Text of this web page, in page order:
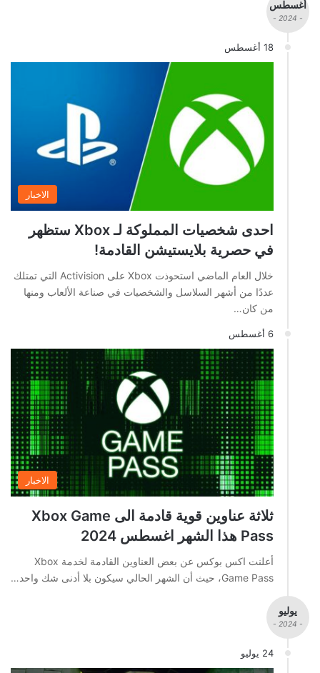
أغسطس
- 2024 -
18 أغسطس
الاخبار
احدى شخصيات المملوكة لـ Xbox ستظهر
في حصرية بلايستيشن القادمة!
خلال العام الماضي استحوذت Xbox على Activision التي تمتلك
عددًا من أشهر السلاسل والشخصيات في صناعة الألعاب ومنها
من كان…
6 أغسطس
الاخبار
ثلاثة عناوين قوية قادمة الى Xbox Game
Pass هذا الشهر اغسطس 2024
أعلنت اكس بوكس عن بعض العناوين القادمة لخدمة Xbox
Game Pass، حيث أن الشهر الحالي سيكون بلا أدنى شك واحد…
يوليو
- 2024 -
24 يوليو